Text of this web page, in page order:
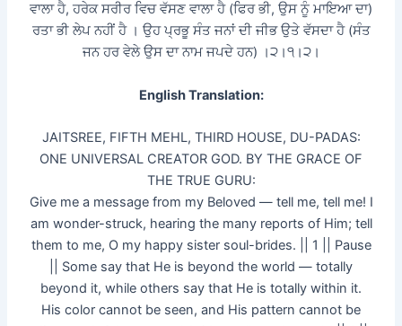
ਵਾਲਾ ਹੈ, ਹਰੇਕ ਸਰੀਰ ਵਿਚ ਵੱਸਣ ਵਾਲਾ ਹੈ (ਫਿਰ ਭੀ, ਉਸ ਨੂੰ ਮਾਇਆ ਦਾ)
ਰਤਾ ਭੀ ਲੇਪ ਨਹੀਂ ਹੈ । ਉਹ ਪ੍ਰਭੂ ਸੰਤ ਜਨਾਂ ਦੀ ਜੀਭ ਉਤੇ ਵੱਸਦਾ ਹੈ (ਸੰਤ
ਜਨ ਹਰ ਵੇਲੇ ਉਸ ਦਾ ਨਾਮ ਜਪਦੇ ਹਨ) ।੨।੧।੨।
English Translation:
JAITSREE, FIFTH MEHL, THIRD HOUSE, DU-PADAS:
ONE UNIVERSAL CREATOR GOD. BY THE GRACE OF
THE TRUE GURU:
Give me a message from my Beloved — tell me, tell me! I
am wonder-struck, hearing the many reports of Him; tell
them to me, O my happy sister soul-brides. || 1 || Pause
|| Some say that He is beyond the world — totally
beyond it, while others say that He is totally within it.
His color cannot be seen, and His pattern cannot be